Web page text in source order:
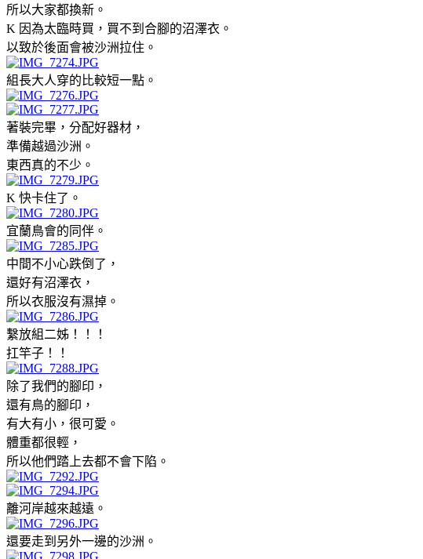
所以大家都換新。
K 因為太臨時買，買不到合腳的沼澤衣。
以致於後面會被沙洲拉住。
組長大人穿的比較短一點。
著裝完畢，分配好器材，
準備越過沙洲。
東西真的不少。
K 快卡住了。
宜蘭鳥會的同伴。
中間不小心跌倒了，
還好有沼澤衣，
所以衣服沒有濕掉。
繫放組二姊！！！
扛竿子！！
除了我們的腳印，
還有鳥的腳印，
有大有小，很可愛。
體重都很輕，
所以他們踏上去都不會下陷。
離河岸越來越遠。
還要走到另外一邊的沙洲。